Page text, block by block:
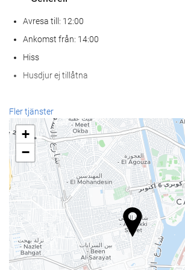
Avresa till: 12:00
Ankomst från: 14:00
Hiss
Husdjur ej tillåtna
Hälsa
Spa
Hamambad
Bastu
gym
Receptionstjänster
24-timmarsreception
Bagageförvaring
Fler tjänster
+
−